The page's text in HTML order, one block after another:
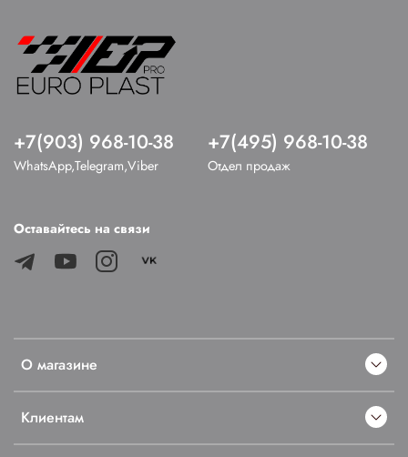
О магазине
Клиентам
+7(903) 968-10-38
WhatsApp,Telegram,Viber
+7(495) 968-10-38
Отдел продаж
Оставайтесь на связи